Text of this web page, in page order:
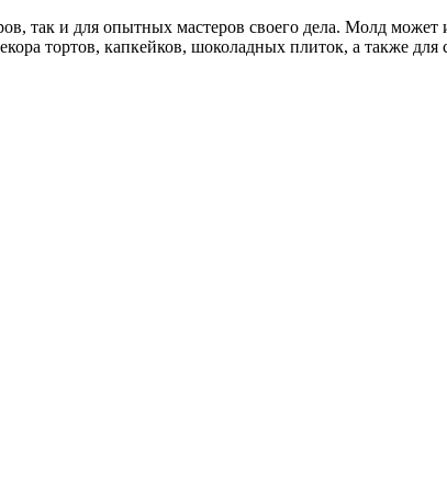
так и для опытных мастеров своего дела. Молд может
тортов, капкейков, шоколадных плиток, а также для